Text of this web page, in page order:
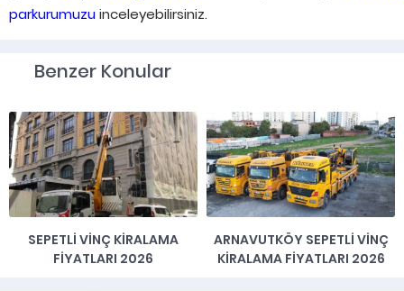
parkurumuzuinceleyebilirsiniz.
Benzer Konular
SEPETLI VINÇ KIRALAMA
FIYATLARI 2026
ARNAVUTKÖY SEPETLI VINÇ
KIRALAMA FIYATLARI 2026